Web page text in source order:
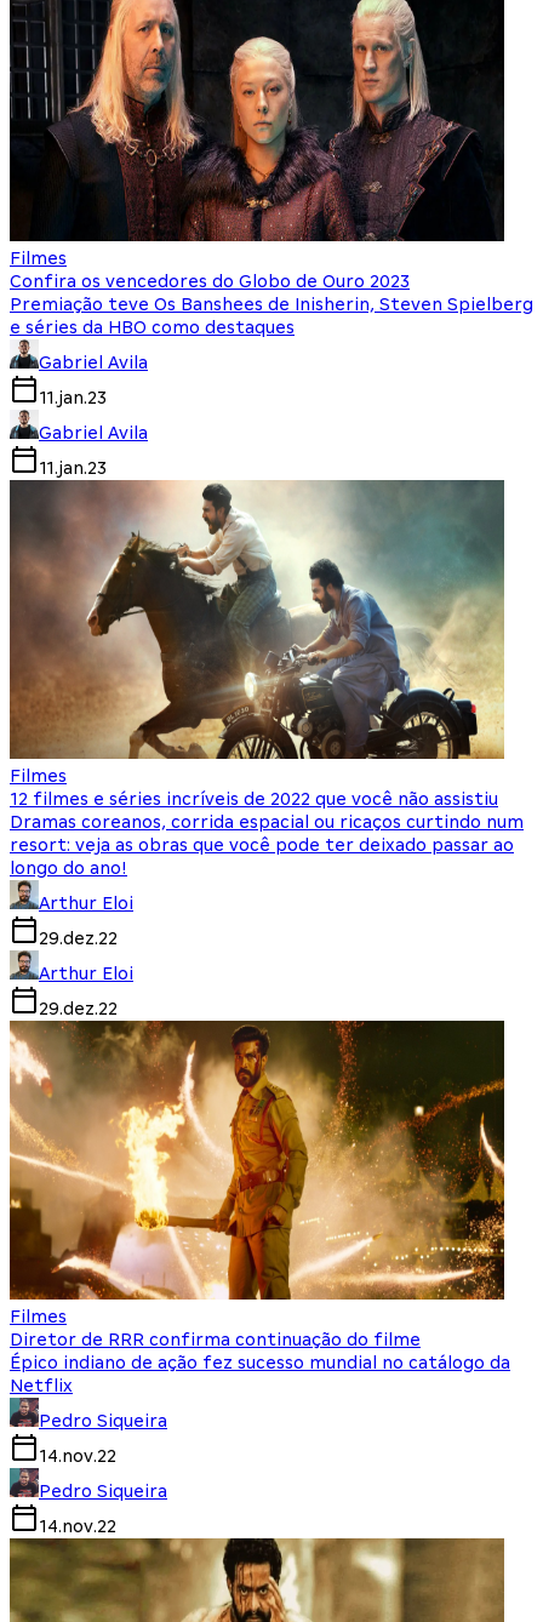
Filmes
Confira os vencedores do Globo de Ouro 2023
Premiação teve Os Banshees de Inisherin, Steven Spielberg
e séries da HBO como destaques
Gabriel Avila
11.jan.23
Gabriel Avila
11.jan.23
Filmes
12 filmes e séries incríveis de 2022 que você não assistiu
Dramas coreanos, corrida espacial ou ricaços curtindo num
resort: veja as obras que você pode ter deixado passar ao
longo do ano!
Arthur Eloi
29.dez.22
Arthur Eloi
29.dez.22
Filmes
Diretor de RRR confirma continuação do filme
Épico indiano de ação fez sucesso mundial no catálogo da
Netflix
Pedro Siqueira
14.nov.22
Pedro Siqueira
14.nov.22